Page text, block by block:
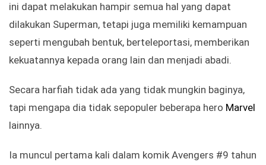
ini dapat melakukan hampir semua hal yang dapat
dilakukan Superman, tetapi juga memiliki kemampuan
seperti mengubah bentuk, berteleportasi, memberikan
kekuatannya kepada orang lain dan menjadi abadi.
Secara harfiah tidak ada yang tidak mungkin baginya,
tapi mengapa dia tidak sepopuler beberapa hero Marvel
lainnya.
Ia muncul pertama kali dalam komik Avengers #9 tahun